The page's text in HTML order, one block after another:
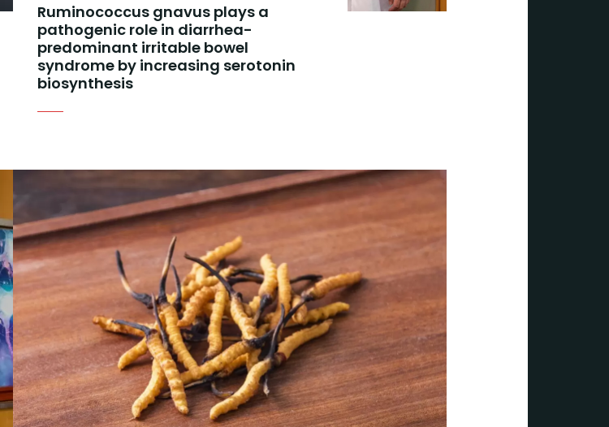
Ruminococcus gnavus plays a
pathogenic role in diarrhea-
predominant irritable bowel
syndrome by increasing serotonin
biosynthesis